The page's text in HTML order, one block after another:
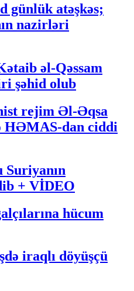
günlük atəşkəs;
nazirləri
əl-Qəssam
şəhid olub
rejim Əl-Əqsa
HƏMAS-dan ciddi
+ VİDEO
hücum
iraqlı döyüşçü